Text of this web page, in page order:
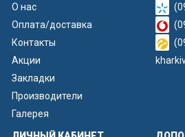
уютный деревенский вид. Глухие
форме, станут идеальным
частных домов, дач и участков,
защите.
О нас
Оплата/доставка
Контакты
Акции
Закладки
Производители
Галерея